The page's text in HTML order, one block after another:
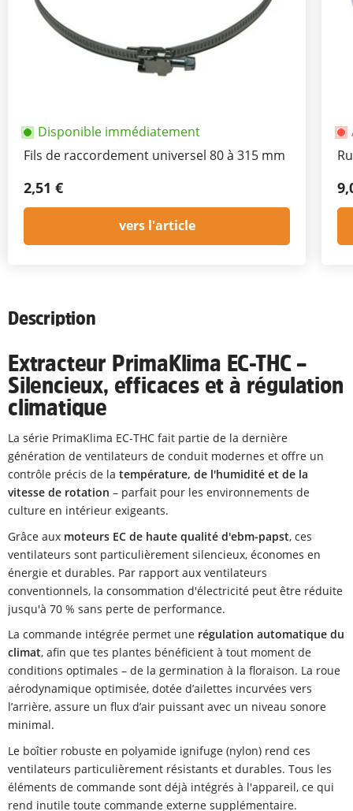
Disponible immédiatement
Fils de raccordement universel 80 à 315 mm
2,51 €
vers l'article
Description
Extracteur PrimaKlima EC-THC –
Silencieux, efficaces et à régulation
climatique
La série PrimaKlima EC-THC fait partie de la dernière
génération de ventilateurs de conduit modernes et offre un
contrôle précis de la température, de l'humidité et de la
vitesse de rotation – parfait pour les environnements de
culture en intérieur exigeants.
Grâce aux moteurs EC de haute qualité d'ebm-papst, ces
ventilateurs sont particulièrement silencieux, économes en
énergie et durables. Par rapport aux ventilateurs
conventionnels, la consommation d'électricité peut être réduite
jusqu'à 70 % sans perte de performance.
La commande intégrée permet une régulation automatique du
climat, afin que tes plantes bénéficient à tout moment de
conditions optimales – de la germination à la floraison. La roue
aérodynamique optimisée, dotée d’ailettes incurvées vers
l’arrière, assure un flux d’air puissant avec un niveau sonore
minimal.
Le boîtier robuste en polyamide ignifuge (nylon) rend ces
ventilateurs particulièrement résistants et durables. Tous les
éléments de commande sont déjà intégrés à l'appareil, ce qui
rend inutile toute commande externe supplémentaire.